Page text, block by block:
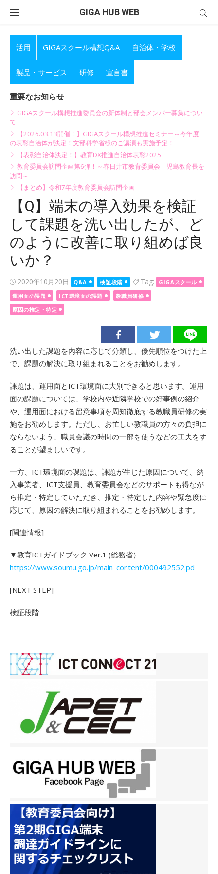
GIGA HUB WEB
活用 GIGAスクール構想Q&A 自治体・学校
製品・サービス 研修 宣言書
重要なお知らせ
GIGAスクール構想推進委員会の新体制と部会メンバー募集につい
て
【2026.03.13開催！】GIGAスクール構想推進セミナー～今年度
の表彰自治体が決定！文部科学省様のご講演も実施予定！
【表彰自治体決定！】教育DX推進自治体表彰2025
教育委員会訪問企画第6弾！～春日井市教育委員会 児島教育長を
訪問～
【まとめ】令和7年度教育委員会訪問企画
【Q】端末の導入効果を検証
して課題を洗い出したが、ど
のように改善に取り組めば良
いか？
Posted
on
2020年10月20日 Q&A 検証段階 Tag:
GIGAスクール
運用面の課題
ICT環境面の課題
教職員研修
原因の推定・特定
洗い出した課題を内容に応じて分類し、優先順位をつけた上
で、課題の解決に取り組まれることをお勧めします。
課題は、運用面とICT環境面に大別できると思います。運用
面の課題については、学校内や近隣学校での好事例の紹介
や、運用面における留意事項を周知徹底する教職員研修の実
施をお勧めします。ただし、お忙しい教職員の方々の負担に
ならないよう、職員会議の時間の一部を使うなどの工夫をす
ることが望ましいです。
一方、ICT環境面の課題は、課題が生じた原因について、納
入事業者、ICT支援員、教育委員会などのサポートも得なが
ら推定・特定していただき、推定・特定した内容や緊急度に
応じて、原因の解決に取り組まれることをお勧めします。
[関連情報]
▼教育ICTガイドブック Ver.1 (総務省）
https://www.soumu.go.jp/main_content/000492552.pd
[NEXT STEP]
検証段階